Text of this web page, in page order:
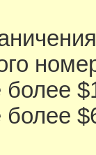
более